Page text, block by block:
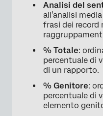
Analisi del
all’analisi
frasi dei record
% Totale:
percentuale di
di un rapporto.
% Genitore:
percentuale di
elemento